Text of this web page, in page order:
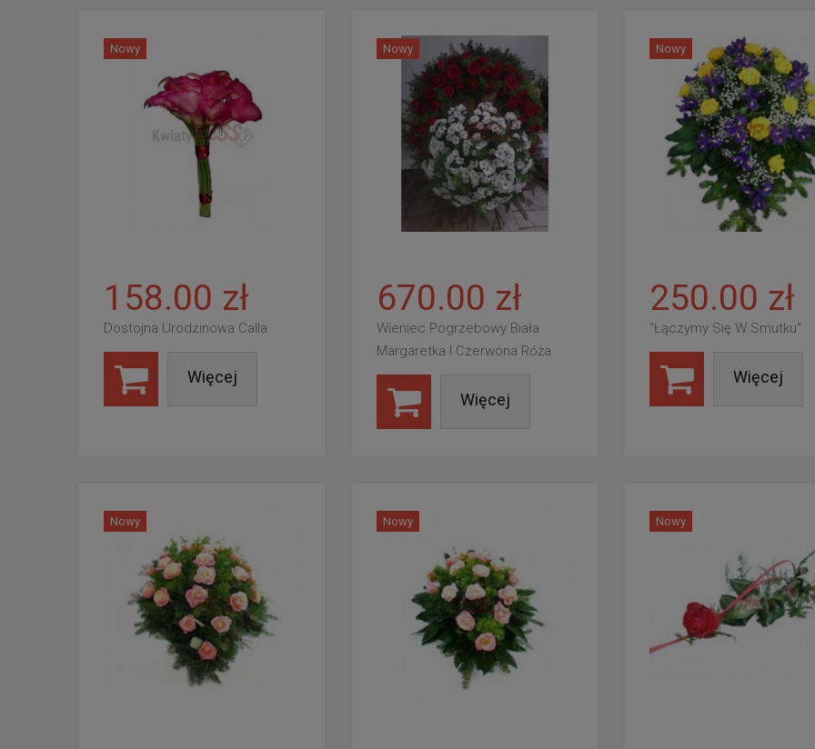
Nowy
158.00 zł
Dostojna Urodzinowa Calla
Więcej
Nowy
670.00 zł
Wieniec Pogrzebowy Biała
Margaretka I Czerwona Róża
Więcej
Nowy
250.00 zł
"Łączymy Się W Smutku"
Więcej
Nowy Nowy Nowy